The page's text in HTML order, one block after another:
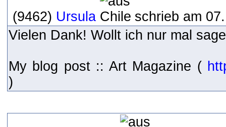
(9462) Ursula
schrieb am
Vielen Dank! Wollt ich nur mal
My blog post :: Art Magazine (
)